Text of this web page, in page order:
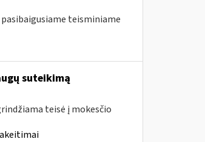
teisminiame
suteikimą
teisė į mokesčio